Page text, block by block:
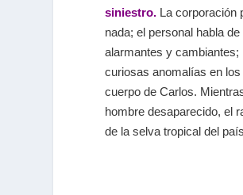
siniestro. La corporación
nada; el personal habla
alarmantes y
curiosas anomalías en
cuerpo de Carlos.
hombre desaparecido, el
de la selva tropical del